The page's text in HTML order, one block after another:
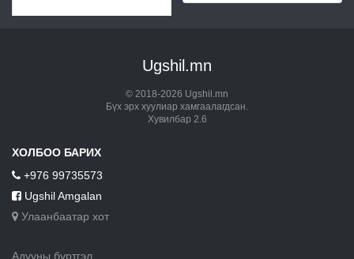
Ugshil.mn
© 2018-2026 Ugshil.mn
Бүх эрх хуулиар хамгаалагдсан.
Хувилбар 2.6
ХОЛБОО БАРИХ
+976 99735573
Ugshil Amgalan
Улаанбаатар хот
Адууны бүртгэл